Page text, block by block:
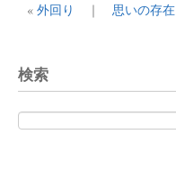
« 外回り ｜ 思いの存在
検索
検
索: